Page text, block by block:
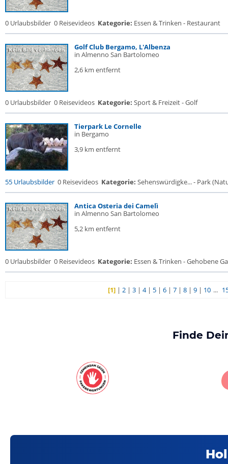
0 Urlaubsbilder 0 Reisevideos Kategorie: Essen & Trinken - Restaurant
Golf Club Bergamo, L'Albenza
in Almenno San Bartolomeo
2,6 km entfernt
0 Urlaubsbilder 0 Reisevideos Kategorie: Sport & Freizeit - Golf
Tierpark Le Cornelle
in Bergamo
3,9 km entfernt
55 Urlaubsbilder 0 Reisevideos Kategorie: Sehenswürdigke... - Park
Antica Osteria dei Camelì
in Almenno San Bartolomeo
5,2 km entfernt
0 Urlaubsbilder 0 Reisevideos Kategorie: Essen & Trinken - Gehobene
[1]| 2| 3| 4| 5| 6| 7| 8| 9| 10 ...
Finde